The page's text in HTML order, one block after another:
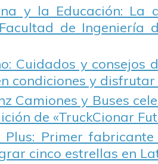
y la Educación: La
de Ingeniería
Cuidados y consejos
condiciones y disfrutar
Camiones y Buses
de «TruckCionar
Plus: Primer
cinco estrellas en